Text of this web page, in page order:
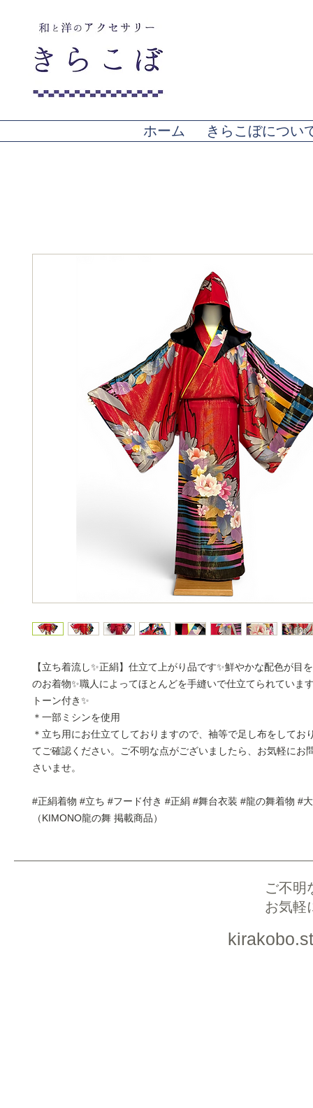
ホーム きらこぼについ
【立ち着流し✨正絹】仕立て上がり品です✨鮮やかな配色が目
のお着物✨職人によってほとんどを手縫いで仕立てられていま
トーン付き✨
＊一部ミシンを使用
＊立ち用にお仕立てしておりますので、袖等で足し布をしてお
てご確認ください。ご不明な点がございましたら、お気軽にお
さいませ。
#正絹着物 #立ち #フード付き #正絹 #舞台衣装 #龍の舞着物 #
（KIMONO龍の舞 掲載商品）
ご不明
お気軽